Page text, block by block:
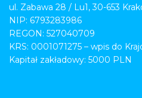
ul. Zabawa 28 / Lu1, 30-653
NIP: 6793283986
REGON: 527040709
KRS: 0001071275 – wpis do
Kapitał zakładowy: 5000 PLN